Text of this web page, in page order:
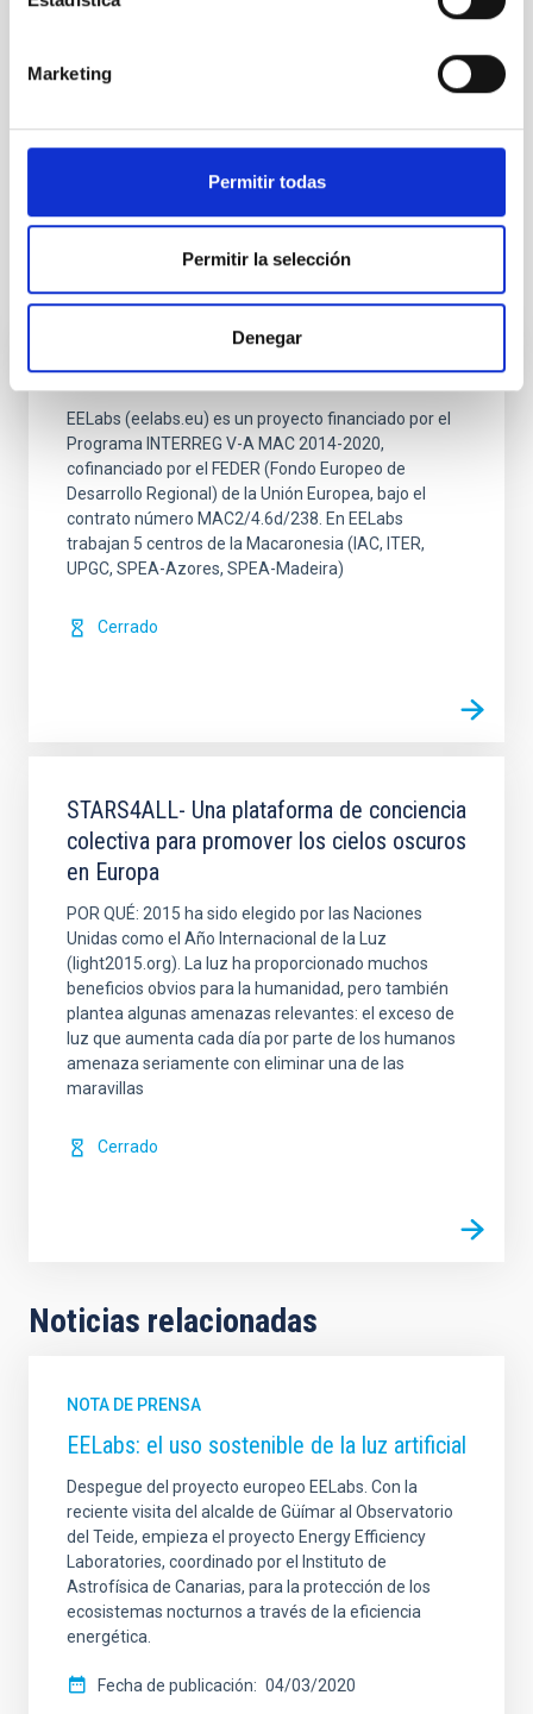
Marketing
Permitir todas
Permitir la selección
Denegar
Enlaces de interés:
Nota prensa IAC
https://flic.kr/s/aHsk85BTvC
Proyectos relacionados
EELabs
EELabs (eelabs.eu) es un proyecto financiado por el
Programa INTERREG V-A MAC 2014-2020,
cofinanciado por el FEDER (Fondo Europeo de
Desarrollo Regional) de la Unión Europea, bajo el
contrato número MAC2/4.6d/238. En EELabs
trabajan 5 centros de la Macaronesia (IAC, ITER,
UPGC, SPEA-Azores, SPEA-Madeira)
Cerrado
STARS4ALL- Una plataforma de conciencia
colectiva para promover los cielos oscuros
en Europa
POR QUÉ: 2015 ha sido elegido por las Naciones
Unidas como el Año Internacional de la Luz
(light2015.org). La luz ha proporcionado muchos
beneficios obvios para la humanidad, pero también
plantea algunas amenazas relevantes: el exceso de
luz que aumenta cada día por parte de los humanos
amenaza seriamente con eliminar una de las
maravillas
Cerrado
Noticias relacionadas
NOTA DE PRENSA
EELabs: el uso sostenible de la luz artificial
Despegue del proyecto europeo EELabs. Con la
reciente visita del alcalde de Güímar al Observatorio
del Teide, empieza el proyecto Energy Efficiency
Laboratories, coordinado por el Instituto de
Astrofísica de Canarias, para la protección de los
ecosistemas nocturnos a través de la eficiencia
energética.
Fecha de publicación 04/03/2020